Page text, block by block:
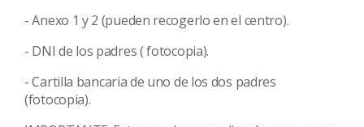
- Anexo 1 y 2 (pueden recogerlo en el centro).
- DNI de los padres ( fotocopia).
- Cartilla bancaria de uno de los dos padres
(fotocopia).